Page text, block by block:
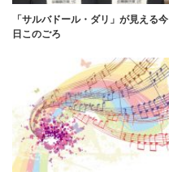
「サルバドール・ダリ」が見える今
日このごろ